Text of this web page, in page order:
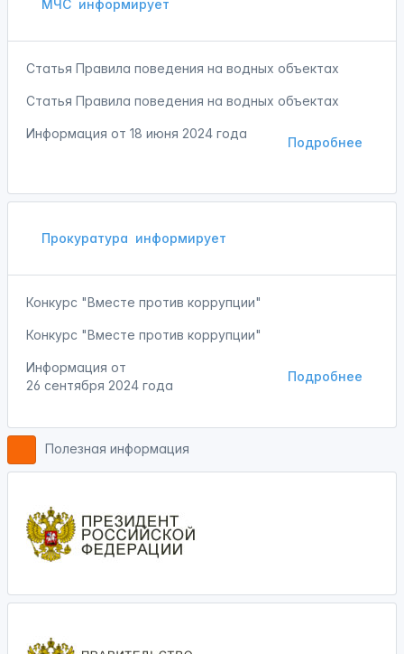
МЧС информирует
Статья Правила поведения на водных объектах
Статья Правила поведения на водных объектах
Подробнее
Информация от 18 июня 2024 года
Прокуратура информирует
Конкурс "Вместе против коррупции"
Конкурс "Вместе против коррупции"
Подробнее
Информация от
26 сентября 2024 года
Полезная информация